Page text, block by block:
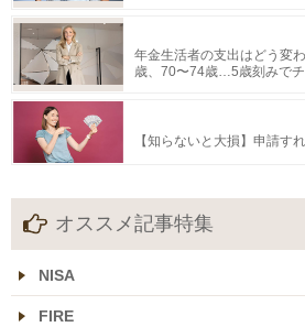
年金生活者の支出はどう変
歳、70〜74歳…5歳刻みでチ
【知らないと大損】申請す
オススメ記事特集
NISA
FIRE